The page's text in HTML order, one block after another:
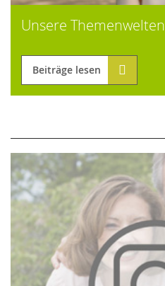
Unsere Themenwelten
Beiträge lesen